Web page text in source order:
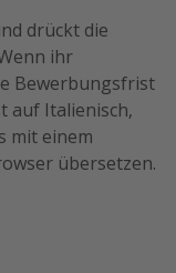
drückt die
ihr
Bewerbungsfrist
auf Italienisch,
mit einem
übersetzen.